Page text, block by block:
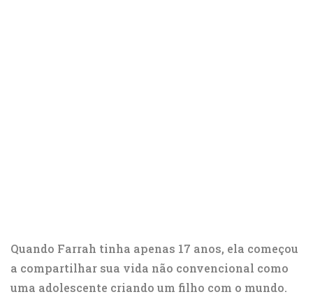
Quando Farrah tinha apenas 17 anos, ela começou
a compartilhar sua vida não convencional como
uma adolescente criando um filho com o mundo.